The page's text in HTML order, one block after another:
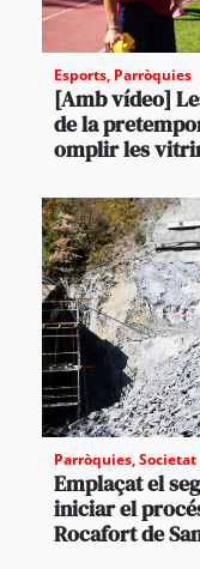
Esports, Parròquies
[Amb vídeo]
de la
omplir les
Parròquies,Societat
Emplaçat el
iniciar el
Rocafort de